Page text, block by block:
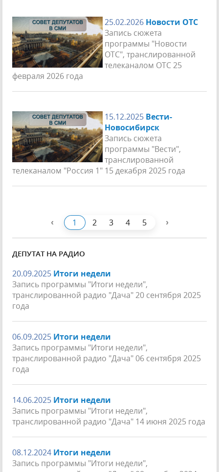
25.02.2026 Новости ОТС
Запись сюжета
программы "Новости
ОТС", транслированной
телеканалом ОТС 25
февраля 2026 года
15.12.2025 Вести-
Новосибирск
Запись сюжета
программы "Вести",
транслированной
телеканалом "Россия 1" 15 декабря 2025 года
‹ 1 2 3 4 5 ›
ДЕПУТАТ НА РАДИО
20.09.2025 Итоги недели
Запись программы "Итоги недели",
транслированной радио "Дача" 20 сентября 2025
года
06.09.2025 Итоги недели
Запись программы "Итоги недели",
транслированной радио "Дача" 06 сентября 2025
года
14.06.2025 Итоги недели
Запись программы "Итоги недели",
транслированной радио "Дача" 14 июня 2025 года
08.12.2024 Итоги недели
Запись программы "Итоги недели",